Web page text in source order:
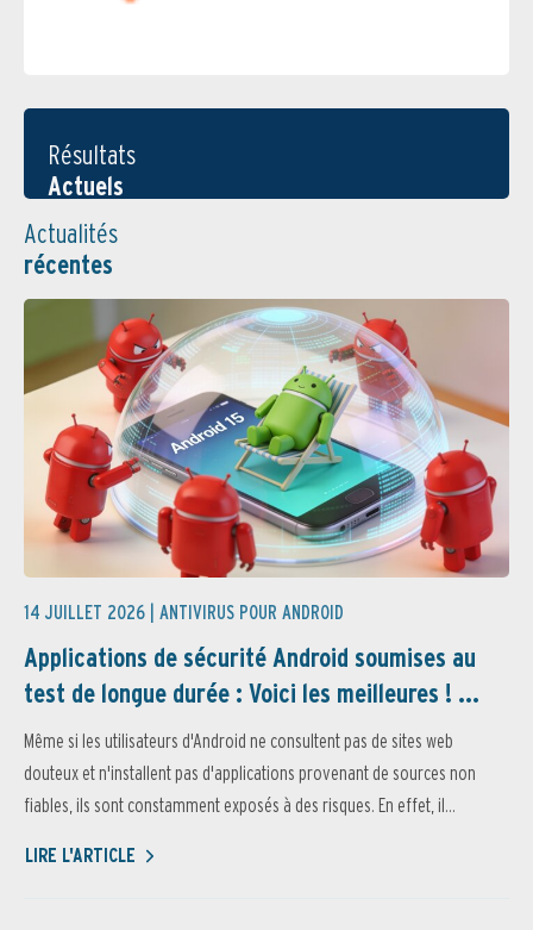
Résultats
Actuels
Actualités
récentes
14 JUILLET 2026 | ANTIVIRUS POUR ANDROID
Applications de sécurité Android soumises au
test de longue durée : Voici les meilleures ! ...
Même si les utilisateurs d'Android ne consultent pas de sites web
douteux et n'installent pas d'applications provenant de sources non
fiables, ils sont constamment exposés à des risques. En effet, il...
LIRE L'ARTICLE